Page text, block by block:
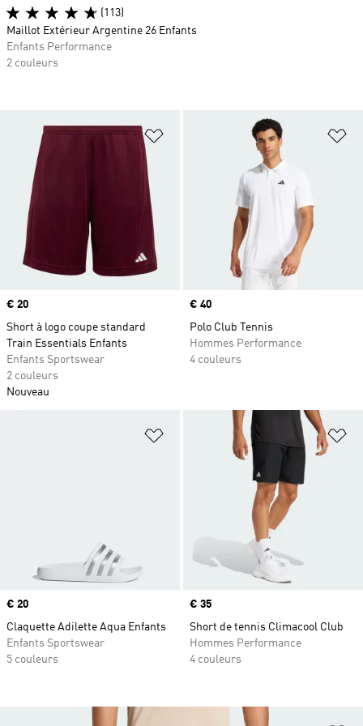
Ajouter à la Liste de produits
Prix
€ 20
Short à logo coupe standard
Train Essentials Enfants
Enfants Sportswear
2 couleurs
Nouveau
Prix
€ 40
Polo Club Tennis
Hommes Performance
4 couleurs
Ajouter à la Liste de produits
Prix
€ 20
Claquette Adilette Aqua Enfants
Enfants Sportswear
5 couleurs
Prix
€ 35
Short de tennis Climacool Club
Hommes Performance
4 couleurs
(113)
Maillot Extérieur Argentine 26 Enfants
Enfants Performance
2 couleurs